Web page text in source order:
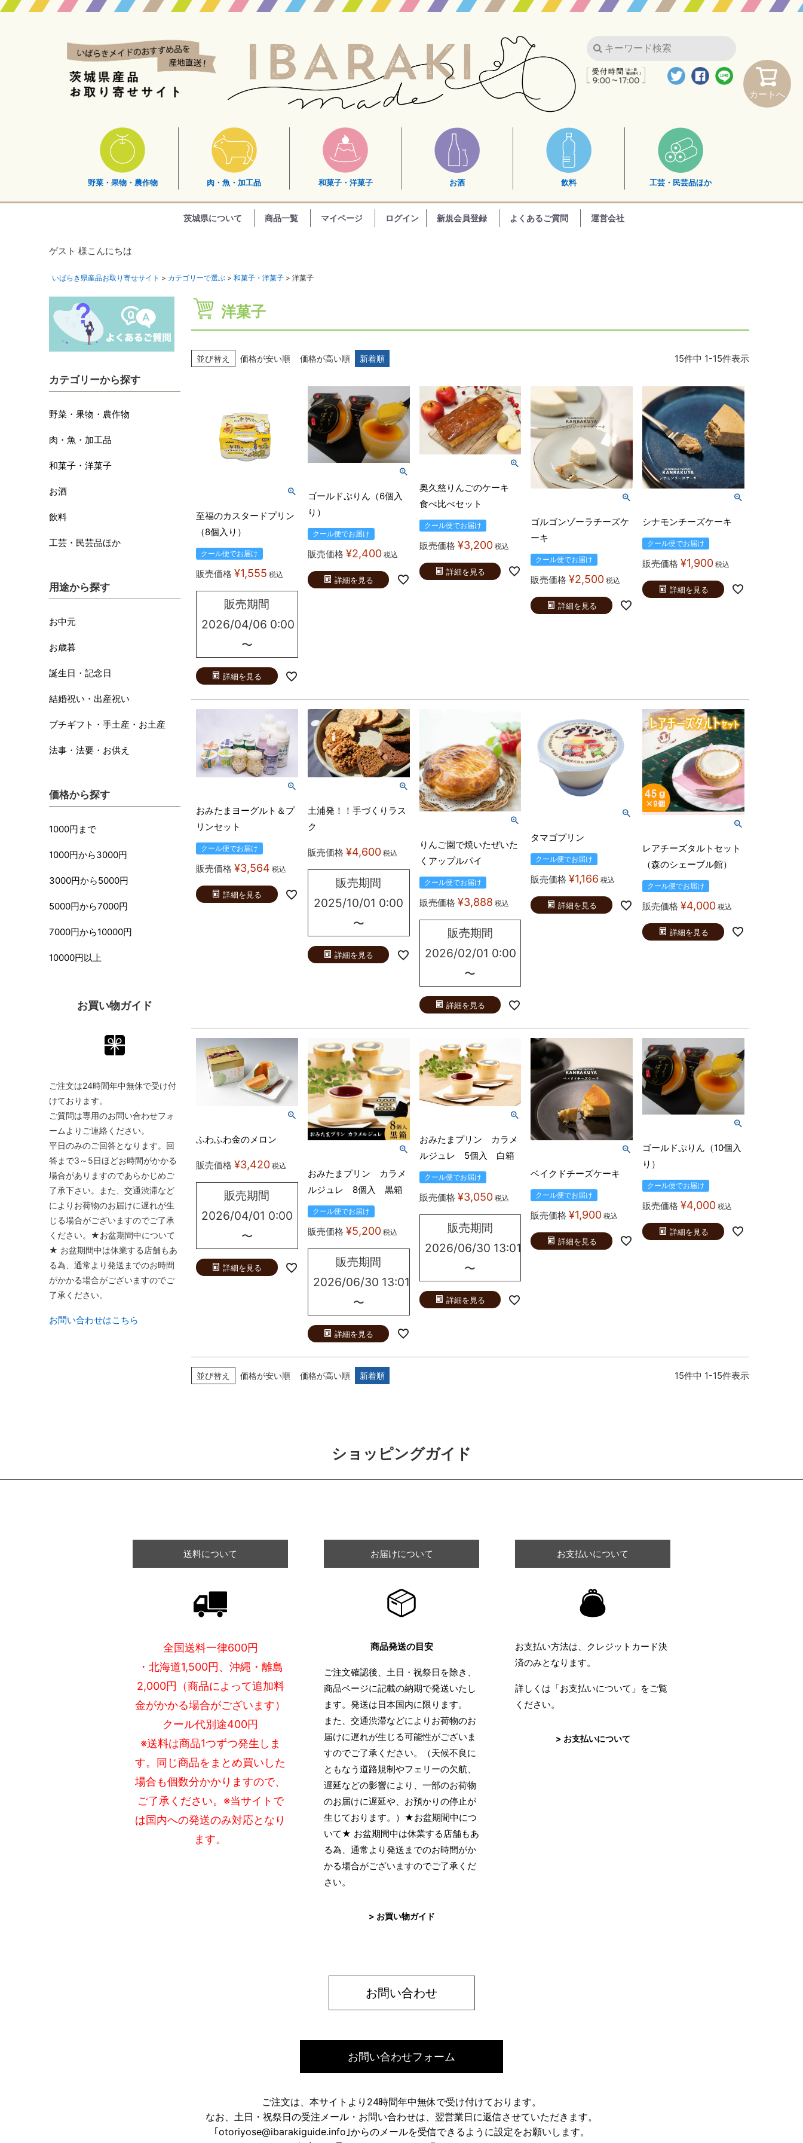
野菜・果物・農作物 肉・魚・加工品 和菓子・洋菓子 お酒 飲料 工芸・民芸品ほか
茨城県について 商品一覧 マイページ ログイン 新規会員登録 よくあるご質問 運営会社
ゲスト 様こんにちは
いばらき県産品お取り寄せサイト カテゴリーで選ぶ 和菓子・洋菓子 洋菓子
カテゴリーから探す
野菜・果物・農作物
肉・魚・加工品
和菓子・洋菓子
お酒
飲料
工芸・民芸品ほか
用途から探す
お中元
お歳暮
誕生日・記念日
結婚祝い・出産祝い
プチギフト・手土産・お土産
法事・法要・お供え
価格から探す
1000円まで
1000円から3000円
3000円から5000円
5000円から7000円
7000円から10000円
10000円以上
お買い物ガイド
ご注文は24時間年中無休で受け付
けております。
ご質問は専用のお問い合わせフォ
ームよりご連絡ください。
平日のみのご回答となります。回
答まで3～5日ほどお時間がかかる
場合がありますのであらかじめご
了承下さい。また、交通渋滞など
によりお荷物のお届けに遅れが生
じる場合がございますのでご了承
ください。★お盆期間中について
★ お盆期間中は休業する店舗もあ
る為、通常より発送までのお時間
がかかる場合がございますのでご
了承ください。
お問い合わせはこちら
洋菓子
並び替え 価格が安い順 価格が高い順 新着順 15件中 1-15件表示
至福のカスタードプリン
（8個入り）
クール便でお届け
販売価格 ¥1,555 税込
販売期間
2026/04/06 0:00
〜
詳細を見る
ゴールドぷりん（6個入
り）
クール便でお届け
販売価格 ¥2,400 税込
詳細を見る
奥久慈りんごのケーキ
食べ比べセット
クール便でお届け
販売価格 ¥3,200 税込
詳細を見る
ゴルゴンゾーラチーズケ
ーキ
クール便でお届け
販売価格 ¥2,500 税込
詳細を見る
シナモンチーズケーキ
クール便でお届け
販売価格 ¥1,900 税込
詳細を見る
おみたまヨーグルト＆プ
リンセット
クール便でお届け
販売価格 ¥3,564 税込
詳細を見る
土浦発！！手づくりラス
ク
販売価格 ¥4,600 税込
販売期間
2025/10/01 0:00
〜
詳細を見る
りんご園で焼いたぜいた
くアップルパイ
クール便でお届け
販売価格 ¥3,888 税込
販売期間
2026/02/01 0:00
〜
詳細を見る
タマゴプリン
クール便でお届け
販売価格 ¥1,166 税込
詳細を見る
レアチーズタルトセット
（森のシェーブル館）
クール便でお届け
販売価格 ¥4,000 税込
詳細を見る
ふわふわ金のメロン
販売価格 ¥3,420 税込
販売期間
2026/04/01 0:00
〜
詳細を見る
おみたまプリン カラメ
ルジュレ 8個入 黒箱
クール便でお届け
販売価格 ¥5,200 税込
販売期間
2026/06/30 13:01
〜
詳細を見る
おみたまプリン カラメ
ルジュレ 5個入 白箱
クール便でお届け
販売価格 ¥3,050 税込
販売期間
2026/06/30 13:01
〜
詳細を見る
ベイクドチーズケーキ
クール便でお届け
販売価格 ¥1,900 税込
詳細を見る
ゴールドぷりん（10個入
り）
クール便でお届け
販売価格 ¥4,000 税込
詳細を見る
並び替え 価格が安い順 価格が高い順 新着順 15件中 1-15件表示
ショッピングガイド
送料について
全国送料一律600円
・北海道1,500円、沖縄・離島
2,000円（商品によって追加料
金がかかる場合がございます）
クール代別途400円
※送料は商品1つずつ発生しま
す。同じ商品をまとめ買いした
場合も個数分かかりますので、
ご了承ください。※当サイトで
は国内への発送のみ対応となり
ます。
お届けについて
商品発送の目安
ご注文確認後、土日・祝祭日を除き、
商品ページに記載の納期で発送いたし
ます。発送は日本国内に限ります。
また、交通渋滞などによりお荷物のお
届けに遅れが生じる可能性がございま
すのでご了承ください。（天候不良に
ともなう道路規制やフェリーの欠航、
遅延などの影響により、一部のお荷物
のお届けに遅延や、お預かりの停止が
生じております。）★お盆期間中につ
いて★ お盆期間中は休業する店舗もあ
る為、通常より発送までのお時間がか
かる場合がございますのでご了承くだ
さい。
> お買い物ガイド
お支払いについて
お支払い方法は、クレジットカード決
済のみとなります。
詳しくは「お支払いについて」をご覧
ください。
> お支払いについて
お問い合わせ
お問い合わせフォーム
ご注文は、本サイトより24時間年中無休で受け付けております。
なお、土日・祝祭日の受注メール・お問い合わせは、翌営業日に返信させていただきます。
｢otoriyose@ibarakiguide.info｣からのメールを受信できるように設定をお願いします。
カートへ